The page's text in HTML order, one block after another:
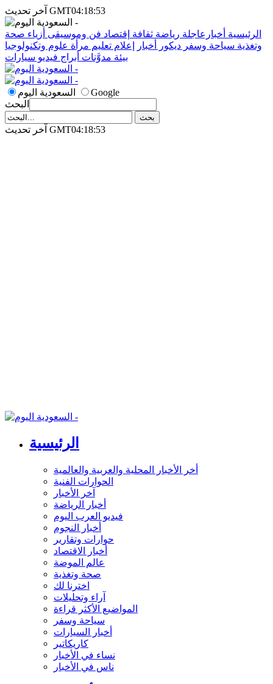
آخر تحديث GMT04:18:53
الرئيسية أخبارعاجلة رياضة ثقافة إقتصاد فن وموسيقى أزياء صحة
وتغذية سياحة وسفر ديكور أخبار إعلام تعليم مرأة علوم وتكنولوجيا
بيئة مدوَّنات أبراج فيديو سيارات
السعودية اليوم
Google
البحث
آخر تحديث GMT04:18:53
الرئيسية
أخر الأخبار المحلية والعربية والعالمية
الحوارات الفنية
آخر الأخبار
أخبار الرياضة
فيديو العرب اليوم
أخبار النجوم
حوارات وتقارير
أخبار الاقتصاد
عالم الموضة
صحة وتغذية
اخترنا لك
آراء وتحليلات
المواضيع الأكثر قراءة
سياحة وسفر
أخبار السيارات
كاريكاتير
نساء في الأخبار
ناس في الأخبار